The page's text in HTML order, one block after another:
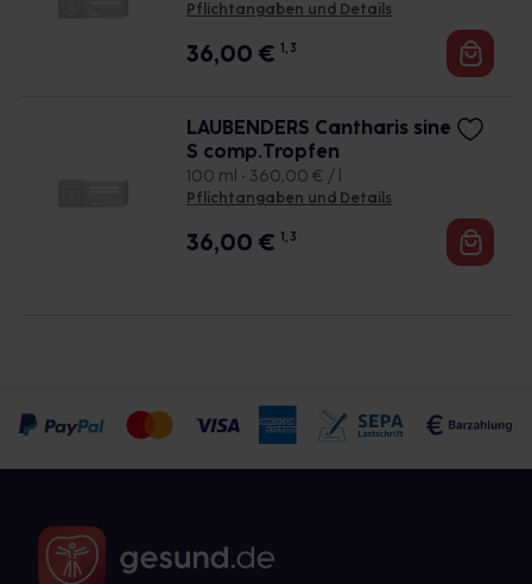
Pflichtangaben und Details
36,00 € 1, 3
LAUBENDERS Cantharis sine
S comp.Tropfen
100 ml • 360,00 € / l
Pflichtangaben und Details
36,00 € 1, 3